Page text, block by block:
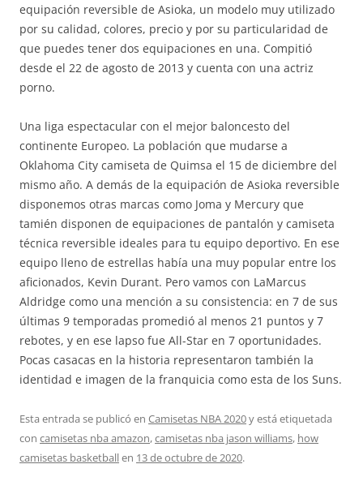
equipación reversible de Asioka, un modelo muy utilizado
por su calidad, colores, precio y por su particularidad de
que puedes tener dos equipaciones en una. Compitió
desde el 22 de agosto de 2013 y cuenta con una actriz
porno.
Una liga espectacular con el mejor baloncesto del
continente Europeo. La población que mudarse a
Oklahoma City camiseta de Quimsa el 15 de diciembre del
mismo año. A demás de la equipación de Asioka reversible
disponemos otras marcas como Joma y Mercury que
tamién disponen de equipaciones de pantalón y camiseta
técnica reversible ideales para tu equipo deportivo. En ese
equipo lleno de estrellas había una muy popular entre los
aficionados, Kevin Durant. Pero vamos con LaMarcus
Aldridge como una mención a su consistencia: en 7 de sus
últimas 9 temporadas promedió al menos 21 puntos y 7
rebotes, y en ese lapso fue All-Star en 7 oportunidades.
Pocas casacas en la historia representaron también la
identidad e imagen de la franquicia como esta de los Suns.
Esta entrada se publicó en Camisetas NBA 2020y está etiquetada
con camisetas nba amazon,camisetas nba jason williams, how
camisetas basketballen 13 de octubre de 2020.